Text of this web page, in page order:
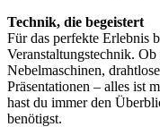
Technik, die begeistert
Für das perfekte Erlebnis
Veranstaltungstechnik.
Nebelmaschinen,
Präsentationen – alles ist
hast du immer den
benötigst.